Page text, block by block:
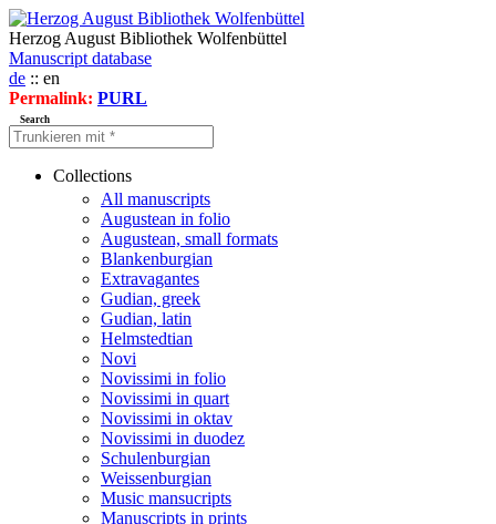
Herzog August Bibliothek Wolfenbüttel
Manuscript database
de :: en
Permalink: PURL
Search
Collections
All manuscripts
Augustean in folio
Augustean, small formats
Blankenburgian
Extravagantes
Gudian, greek
Gudian, latin
Helmstedtian
Novi
Novissimi in folio
Novissimi in quart
Novissimi in oktav
Novissimi in duodez
Schulenburgian
Weissenburgian
Music mansucripts
Manuscripts in prints